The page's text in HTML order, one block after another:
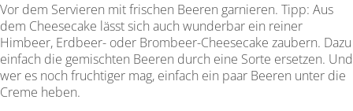
Vor dem Servieren mit frischen Beeren garnieren. Tipp: Aus
dem Cheesecake lässt sich auch wunderbar ein reiner
Himbeer, Erdbeer- oder Brombeer-Cheesecake zaubern. Dazu
einfach die gemischten Beeren durch eine Sorte ersetzen. Und
wer es noch fruchtiger mag, einfach ein paar Beeren unter die
Creme heben.